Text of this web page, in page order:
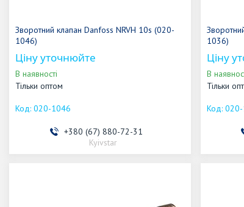
Зворотний клапан Danfoss NRVH 10s (020-
1046)
Ціну уточнюйте
В наявності
Тільки оптом
020-1046
+380 (67) 880-72-31
Kyivstar
1036)
Ціну
В
Тільки